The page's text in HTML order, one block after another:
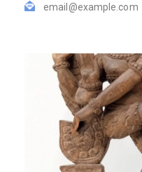
email@example.com